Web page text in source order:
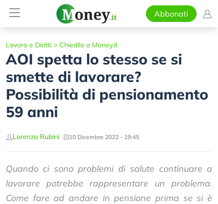
Abbonati
Lavoro e Diritti > Chiedilo a Money.it
AOI spetta lo stesso se si
smette di lavorare?
Possibilità di pensionamento
59 anni
Lorenzo Rubini 10 Dicembre 2022 - 19:45
Quando ci sono problemi di salute continuare a
lavorare potrebbe rappresentare un problema.
Come fare ad andare in pensione prima se si è